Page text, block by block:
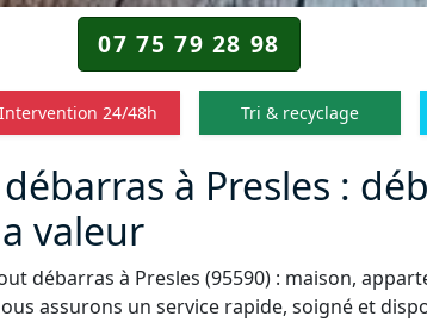
07 75 79 28 98
Intervention 24/48h Tri & recyclage
à Presles :
valeur
débarras à Presles (95590) : maison,
assurons un service rapide, soigné et